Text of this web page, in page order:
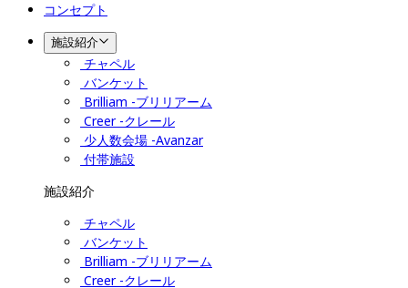
コンセプト
施設紹介
チャペル
バンケット
Brilliam -ブリリアーム
Creer -クレール
少人数会場 -Avanzar
付帯施設
施設紹介
チャペル
バンケット
Brilliam -ブリリアーム
Creer -クレール